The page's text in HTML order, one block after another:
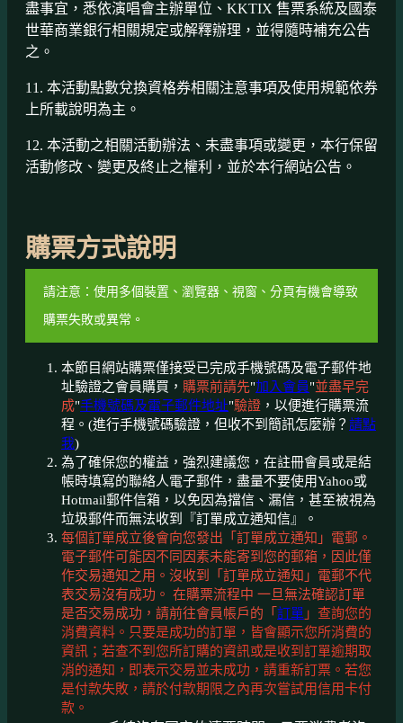
盡事宜，悉依演唱會主辦單位、KKTIX 售票系統及國泰
世華商業銀行相關規定或解釋辦理，並得隨時補充公告
之。
11. 本活動點數兌換資格券相關注意事項及使用規範依券
上所載說明為主。
12. 本活動之相關活動辦法、未盡事項或變更，本行保留
活動修改、變更及終止之權利，並於本行網站公告。
購票方式說明
請注意：使用多個裝置、瀏覽器、視窗、分頁有機會導致
購票失敗或異常。
本節目網站購票僅接受已完成手機號碼及電子郵件地
址驗證之會員購買， 購票前請先"加入會員"並盡早完
成"手機號碼及電子郵件地址"驗證 ，以便進行購票流
程。(進行手機號碼驗證，但收不到簡訊怎麼辦？ 請點
我)
為了確保您的權益，強烈建議您，在註冊會員或是結
帳時填寫的聯絡人電子郵件，盡量不要使用Yahoo或
Hotmail郵件信箱，以免因為擋信、漏信，甚至被視為
垃圾郵件而無法收到『訂單成立通知信』。
每個訂單成立後會向您發出「訂單成立通知」電郵。
電子郵件可能因不同因素未能寄到您的郵箱，因此僅
作交易通知之用。沒收到「訂單成立通知」電郵不代
表交易沒有成功。 在購票流程中 一旦無法確認訂單
是否交易成功，請前往會員帳戶的「 訂單 」查詢您的
消費資料。只要是成功的訂單，皆會顯示您所消費的
資訊；若查不到您所訂購的資訊或是收到訂單逾期取
消的通知，即表示交易並未成功，請重新訂票。若您
是付款失敗，請於付款期限之內再次嘗試用信用卡付
款。